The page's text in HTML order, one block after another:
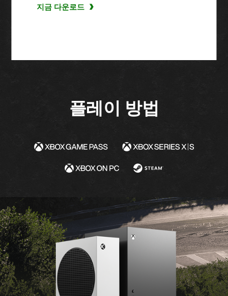
지금 다운로드
지금 구매
플레이 방법